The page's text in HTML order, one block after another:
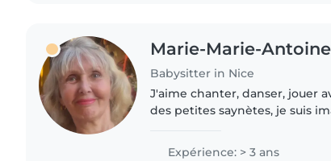
Marie-Marie-
Babysitter in Nice
J'aime chanter, danser, jouer
des petites saynètes, je suis
l'écoute..
Expérience: > 3 ans